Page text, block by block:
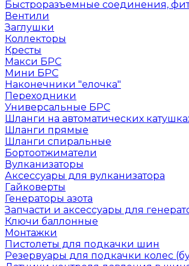
Быстроразъемные соединения,
Вентили
Заглушки
Коллекторы
Кресты
Макси БРС
Мини БРС
Наконечники "елочка"
Переходники
Универсальные БРС
Шланги на автоматических
Шланги прямые
Шланги спиральные
Бортоотжиматели
Вулканизаторы
Аксессуары для вулканизатора
Гайковерты
Генераторы азота
Запчасти и аксессуары для
Ключи баллонные
Монтажки
Пистолеты для подкачки шин
Резервуары для подкачки колес